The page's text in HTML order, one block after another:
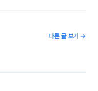
다른 글 보기 →